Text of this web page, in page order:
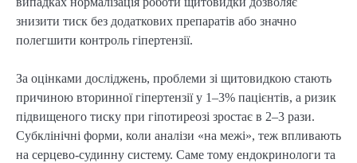
знизити тиск без додаткових препаратів або значно
полегшити контроль гіпертензії.
За оцінками досліджень, проблеми зі щитовидкою стають
причиною вторинної гіпертензії у 1–3% пацієнтів, а ризик
підвищеного тиску при гіпотиреозі зростає в 2–3 рази.
Субклінічні форми, коли аналізи «на межі», теж впливають
на серцево-судинну систему. Саме тому ендокринологи та